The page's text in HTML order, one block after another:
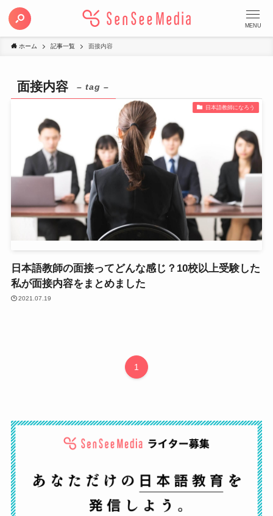
MENU
ホーム 記事一覧 面接内容
面接内容 – tag –
日本語教師になろう
日本語教師の面接ってどんな感じ？10校以上受験した
私が面接内容をまとめました
2021.07.19
1